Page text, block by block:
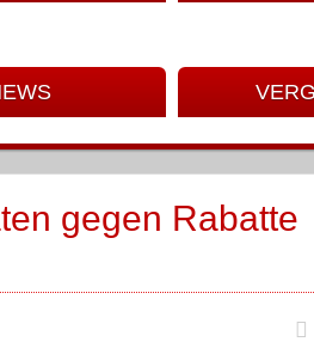
gegen Rabatte